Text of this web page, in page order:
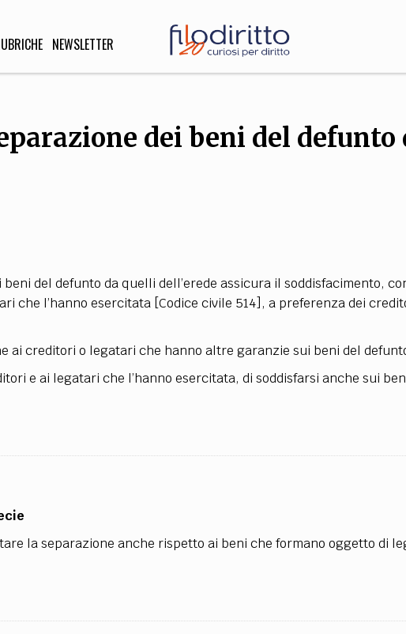
NEWSLETTER
Attualità,
Lavoro, Esteri
DIRITTO
storiche,
Religione
Scienze informatiche,
Architettura, Ingegneria
TEAM
REDAZIONE COMITATO SCIENTIFICO AUTORI CURATORI FOTOGRAFI PARTNER
CODICI RUBRICHE LIBRI PROCEEDINGS PUBBLICITÀ CONTATTI
dei beni del defunto
del defunto da quelli dell’erede assicura il soddisfacimento,
che l’hanno esercitata [Codice civile 514], a preferenza dei
ai creditori o legatari che hanno altre garanzie sui beni del
e ai legatari che l’hanno esercitata, di soddisfarsi anche sui
la separazione anche rispetto ai beni che formano oggetto di